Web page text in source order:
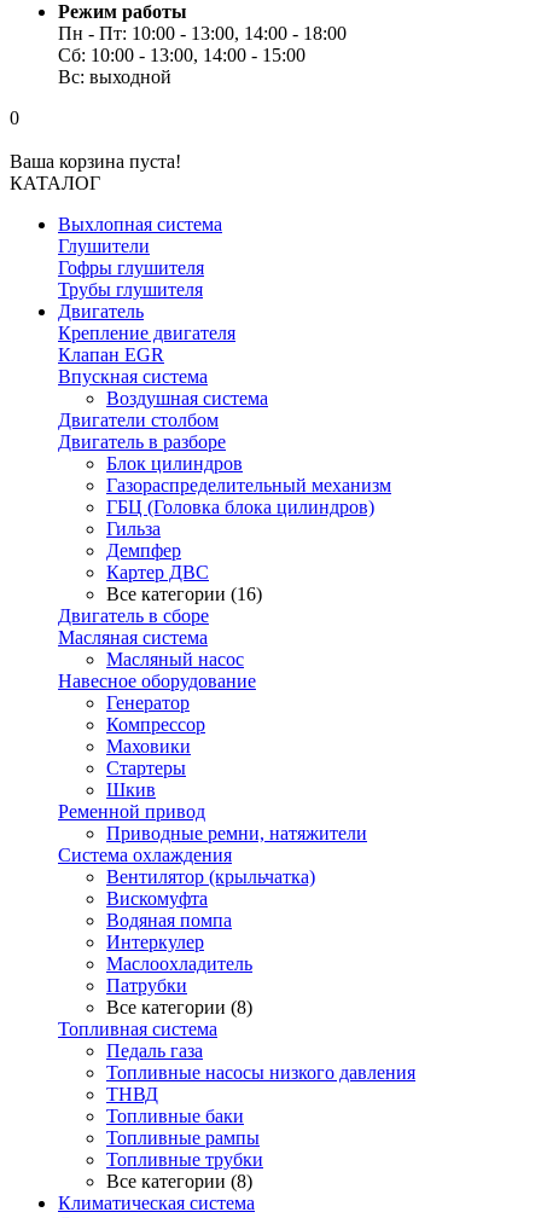
Режим работы
Пн - Пт: 10:00 - 13:00, 14:00 - 18:00
Сб: 10:00 - 13:00, 14:00 - 15:00
Вс: выходной
0
Ваша корзина пуста!
КАТАЛОГ
Выхлопная система
Глушители
Гофры глушителя
Трубы глушителя
Двигатель
Крепление двигателя
Клапан EGR
Впускная система
Воздушная система
Двигатели столбом
Двигатель в разборе
Блок цилиндров
Газораспределительный механизм
ГБЦ (Головка блока цилиндров)
Гильза
Демпфер
Картер ДВС
Все категории (16)
Двигатель в сборе
Масляная система
Масляный насос
Навесное оборудование
Генератор
Компрессор
Маховики
Стартеры
Шкив
Ременной привод
Приводные ремни, натяжители
Система охлаждения
Вентилятор (крыльчатка)
Вискомуфта
Водяная помпа
Интеркулер
Маслоохладитель
Патрубки
Все категории (8)
Топливная система
Педаль газа
Топливные насосы низкого давления
ТНВД
Топливные баки
Топливные рампы
Топливные трубки
Все категории (8)
Климатическая система